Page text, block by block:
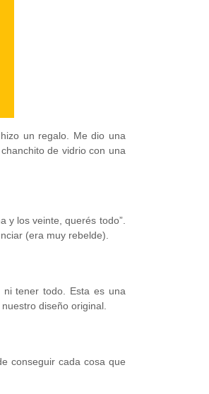
un regalo. Me dio una
de vidrio con una
y los veinte, querés todo”.
(era muy rebelde).
tener todo. Esta es una
diseño original.
conseguir cada cosa que